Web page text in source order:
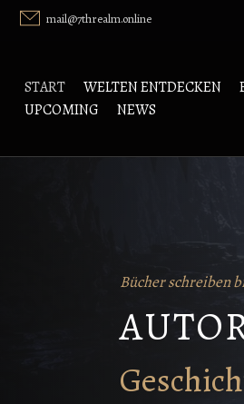
Skip
mail@7threalm.online
START WELTEN ENTDECKEN
UPCOMING
NEWS
Bücher schreiben